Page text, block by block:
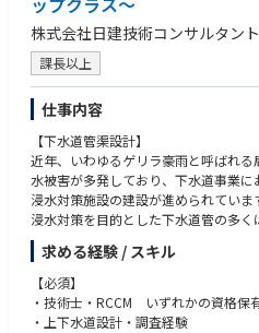
株式会社日建技術コンサルタント
課長以上
仕事内容
【下水道管渠設計】
近年、いわゆるゲリラ豪雨と呼ばれ
水被害が多発しており、下水道事業
浸水対策施設の建設が進められてい
浸水対策を目的とした下水道管の多
近年の地下利用状況に連動して大深度
水道管渠工事は、一般的に大部分が市
路交通や周辺環境等への影響、ある
の近接施工など、厳しい制約条件の中
経済性・施工性・維持管理性それぞれ
求める経験 / スキル
【必須】
・技術士・RCCM いずれかの資格保
・上下水道設計・調査経験